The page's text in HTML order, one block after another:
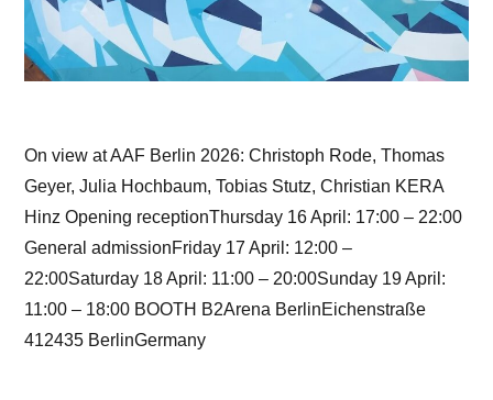
On view at AAF Berlin 2026: Christoph Rode, Thomas
Geyer, Julia Hochbaum, Tobias Stutz, Christian KERA
Hinz Opening receptionThursday 16 April: 17:00 – 22:00
General admissionFriday 17 April: 12:00 –
22:00Saturday 18 April: 11:00 – 20:00Sunday 19 April:
11:00 – 18:00 BOOTH B2Arena BerlinEichenstraße
412435 BerlinGermany